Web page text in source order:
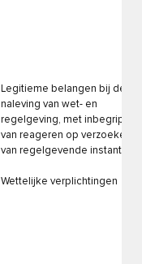
Legitieme belangen bij de
naleving van wet- en
regelgeving, met inbegrip
van reageren op verzoeken
van regelgevende instanties
Wettelijke verplichtingen